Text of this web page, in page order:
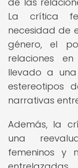
La crítica
necesidad de
género, el
relaciones
llevado a
estereotipos
narrativas
Además, la
una
femeninos y